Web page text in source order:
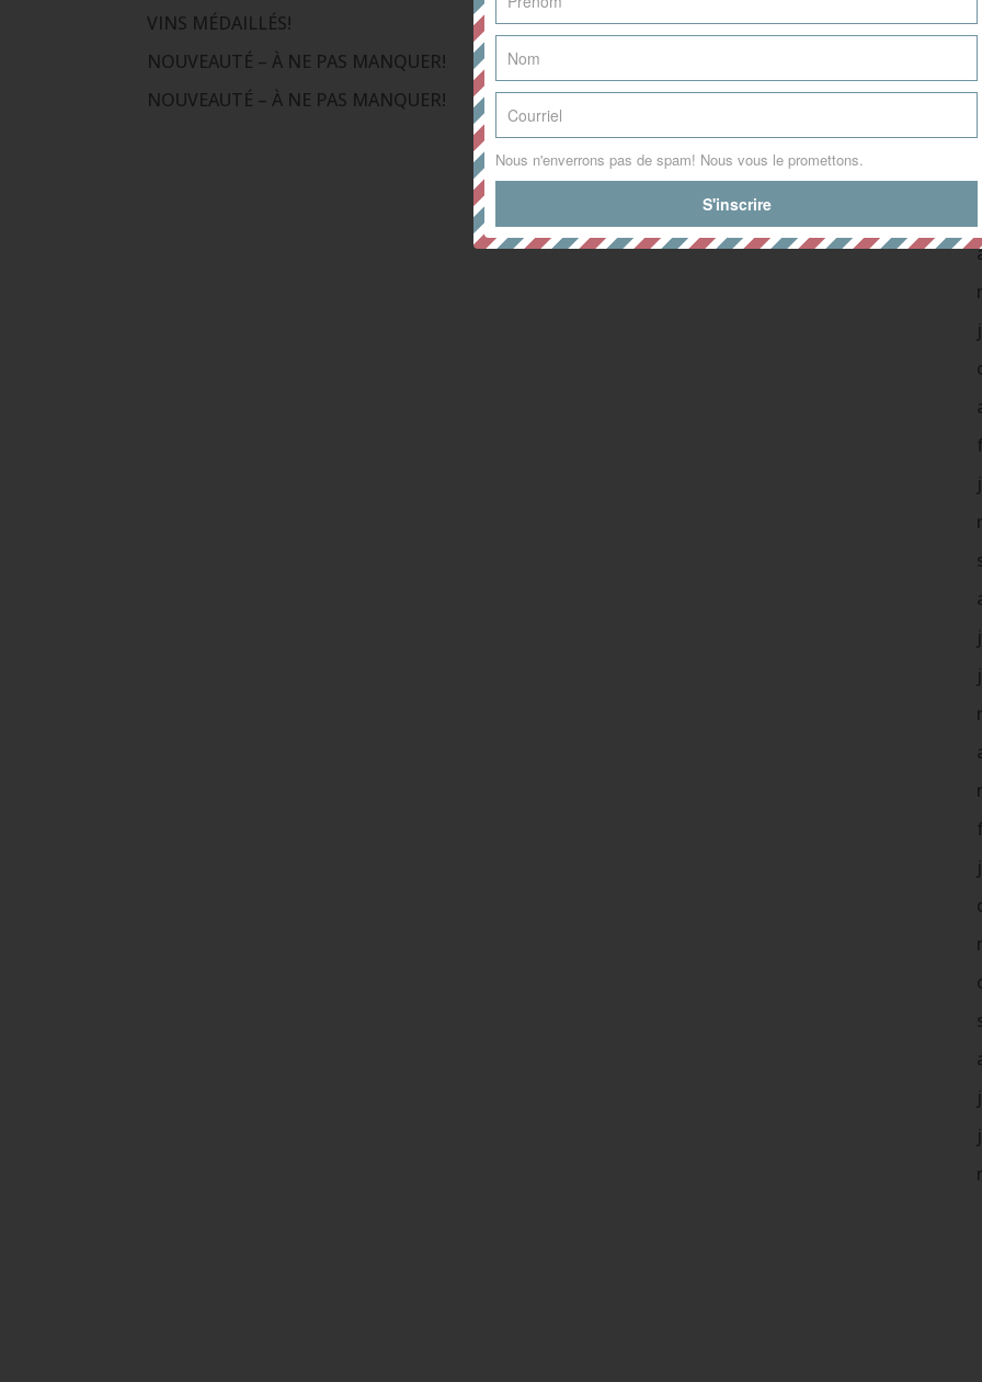
VINS MÉDAILLÉS!
NOUVEAUTÉ – À NE PAS MANQUER!
NOUVEAUTÉ – À NE PAS MANQUER!
Revue de Presse(173)
Nous n'enverrons pas de spam! Nous vous le promettons.